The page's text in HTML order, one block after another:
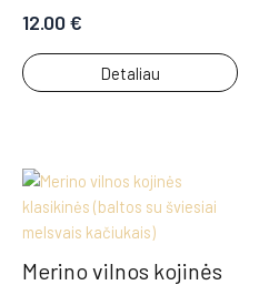
12.00€
Detaliau
Merino vilnos kojinės